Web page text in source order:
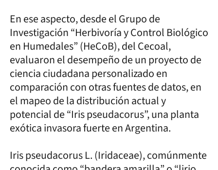
En ese aspecto, desde el Grupo de
Investigación “Herbivoría y Control Biológico
en Humedales” (HeCoB), del Cecoal,
evaluaron el desempeño de un proyecto de
ciencia ciudadana personalizado en
comparación con otras fuentes de datos, en
el mapeo de la distribución actual y
potencial de “Iris pseudacorus”, una planta
exótica invasora fuerte en Argentina.
Iris pseudacorus L. (Iridaceae), comúnmente